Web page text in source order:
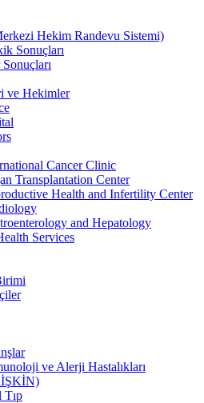
Hekim Randevu Sistemi)
Sonuçları
ve Hekimler
Cancer Clinic
Transplantation Center
Health and Infertility Center
and Hepatology
Services
ve Alerji Hastalıkları
Tıp